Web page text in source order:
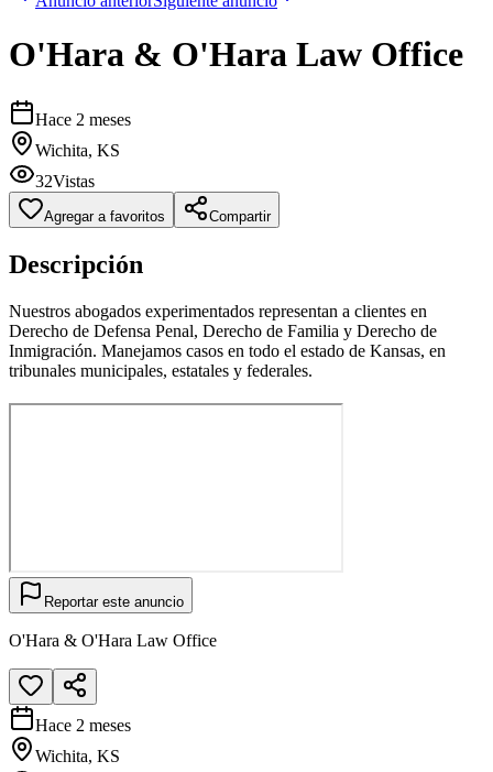
O'Hara & O'Hara Law Office
Hace 2 meses
Wichita, KS
32Vistas
Agregar a favoritos Compartir
Descripción
Nuestros abogados experimentados representan a clientes en
Derecho de Defensa Penal, Derecho de Familia y Derecho de
Inmigración. Manejamos casos en todo el estado de Kansas, en
tribunales municipales, estatales y federales.
Reportar este anuncio
O'Hara & O'Hara Law Office
Hace 2 meses
Wichita, KS